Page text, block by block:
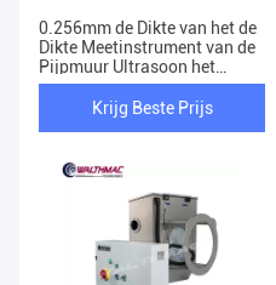
0.256mm de Dikte van het de
Dikte Meetinstrument van de
Pijpmuur Ultrasoon het
Testen Materiaal
Krijg Beste Prijs